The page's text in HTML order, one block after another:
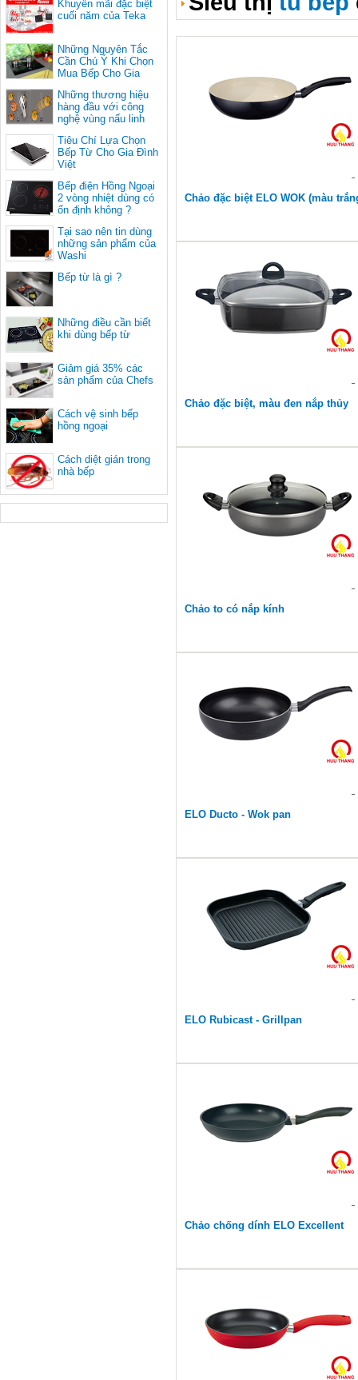
Khuyến mãi đặc biệt
cuối năm của Teka
Những Nguyên Tắc
Cần Chú Ý Khi Chọn
Mua Bếp Cho Gia
Những thương hiệu
hàng đầu với công
nghệ vùng nấu linh
Tiêu Chí Lựa Chọn
Bếp Từ Cho Gia Đình
Việt
Bếp điện Hồng Ngoại
2 vòng nhiệt dùng có
ổn định không ?
Tại sao nên tin dùng
những sản phẩm của
Washi
Bếp từ là gì ?
Những điều cần biết
khi dùng bếp từ
Giảm giá 35% các
sản phẩm của Chefs
Cách vệ sinh bếp
hồng ngoại
Cách diệt gián trong
nhà bếp
Chảo đặc biệt ELO WOK (màu
Chảo đặc biệt, màu đen nắp thủy
Chảo to có nắp kính
ELO Ducto - Wok pan
ELO Rubicast - Grillpan
Chảo chống dính ELO Excellent